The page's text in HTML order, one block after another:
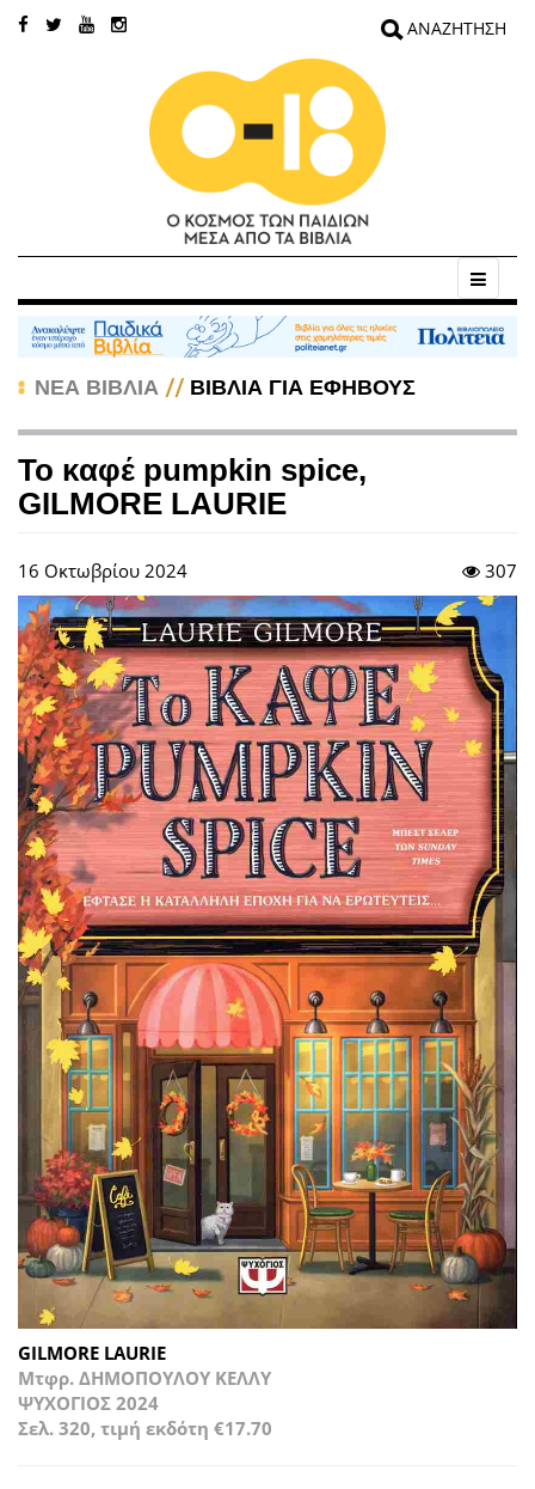
ΝΕΑ ΒΙΒΛΙΑ // ΒΙΒΛΙΑ ΓΙΑ ΕΦΗΒΟΥΣ
Το καφέ pumpkin spice,
GILMORE LAURIE
16 Οκτωβρίου 2024 307
GILMORE LAURIE
Μτφρ. ΔΗΜΟΠΟΥΛΟΥ ΚΕΛΛΥ
ΨΥΧΟΓΙΟΣ 2024
Σελ. 320, τιμή εκδότη €17.70